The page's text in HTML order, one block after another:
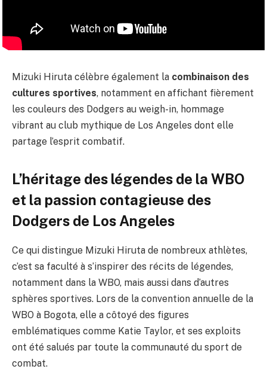
Mizuki Hiruta célèbre également la combinaison des
cultures sportives, notamment en affichant fièrement
les couleurs des Dodgers au weigh-in, hommage
vibrant au club mythique de Los Angeles dont elle
partage l’esprit combatif.
L’héritage des légendes de la WBO
et la passion contagieuse des
Dodgers de Los Angeles
Ce qui distingue Mizuki Hiruta de nombreux athlètes,
c’est sa faculté à s’inspirer des récits de légendes,
notamment dans la WBO, mais aussi dans d’autres
sphères sportives. Lors de la convention annuelle de la
WBO à Bogota, elle a côtoyé des figures
emblématiques comme Katie Taylor, et ses exploits
ont été salués par toute la communauté du sport de
combat.